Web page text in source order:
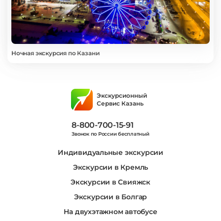
Ночная экскурсия по Казани
Экскурсионный
Сервис Казань
8-800-700-15-91
Звонок по России бесплатный
Индивидуальные экскурсии
Экскурсии в Кремль
Экскурсии в Свияжск
Экскурсии в Болгар
На двухэтажном автобусе